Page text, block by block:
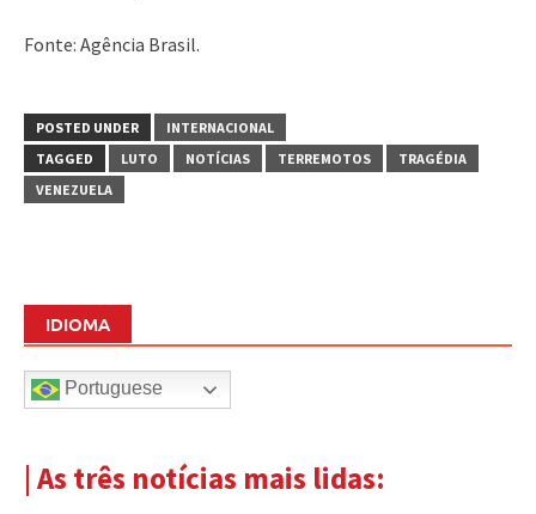
Fonte: Agência Brasil.
POSTED UNDER
INTERNACIONAL
TAGGED
LUTO NOTÍCIAS TERREMOTOS
TRAGÉDIA
VENEZUELA
IDIOMA
Portuguese
| As três notícias mais lidas: